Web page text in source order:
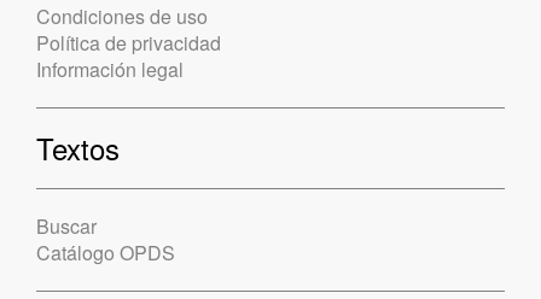
Condiciones de uso
Política de privacidad
Información legal
Textos
Buscar
Catálogo OPDS